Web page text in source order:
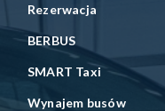
Rezerwacja
BERBUS
SMART Taxi
Wynajem busów